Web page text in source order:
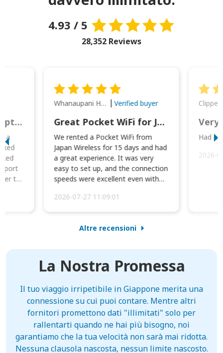
4.93 / 5
28,352 Reviews
This was wonderful option to a family of four. Everything worked smoothly.
a
to
Whanaupani Henry Joseph Macown Verified buyer
Great Pocket WiFi for Japan Travel
We rented a Pocket WiFi from
Japan Wireless for 15 days and had
a great experience. It was very
easy to set up, and the connection
speeds were excellent even with
2026-07-27 11:09:01
Very
Had
2026-
Altre recensioni
La Nostra Promessa
Il tuo viaggio irripetibile in Giappone merita una
connessione su cui puoi contare. Mentre altri
fornitori promettono dati "illimitati" solo per
rallentarti quando ne hai più bisogno, noi
garantiamo che la tua velocità non sarà mai ridotta.
Nessuna clausola nascosta, nessun limite nascosto.